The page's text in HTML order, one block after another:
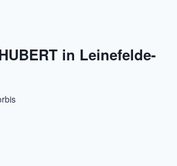
in Leinefelde-